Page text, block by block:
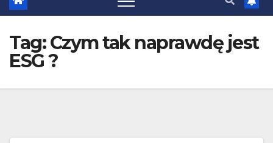
Tag:Czym tak naprawdę jest
ESG ?